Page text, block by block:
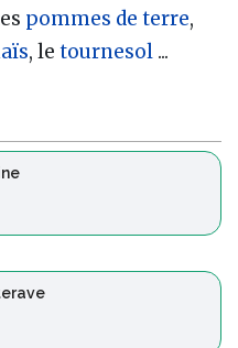
pommes de terre,
, le tournesol ...